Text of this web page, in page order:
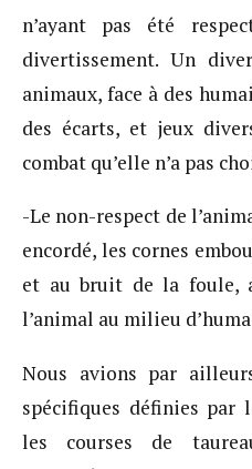
n’ayant pas été
divertissement. Un
animaux, face à des
des écarts, et jeux
combat qu’elle n’a pas
-Le non-respect de
encordé, les cornes
et au bruit de la foule,
l’animal au milieu
Nous avions par
spécifiques définies par
les courses de